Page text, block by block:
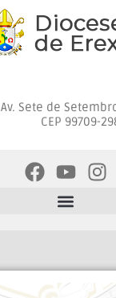
Av. Sete de
CEP 99709-